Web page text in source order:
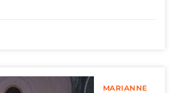
MARIANNE